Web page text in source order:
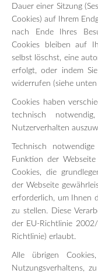
Dauer einer Sitzung
Cookies) auf Ihrem
nach Ende Ihres
Cookies bleiben auf
selbst löschst, eine
erfolgt, oder indem
widerrufen (siehe
Cookies haben
technisch
Nutzerverhalten
Technisch
Funktion der
Cookies, die
der Webseite
erforderlich, um Ihnen
zu stellen. Diese
der EU-Richtlinie
Richtlinie) erlaubt.
Alle übrigen
Nutzungsverhaltens,